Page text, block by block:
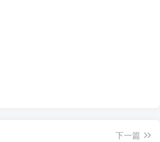
下一篇